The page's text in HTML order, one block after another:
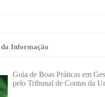
da Informação
Guia de Boas Práticas em
pelo Tribunal de Contas da